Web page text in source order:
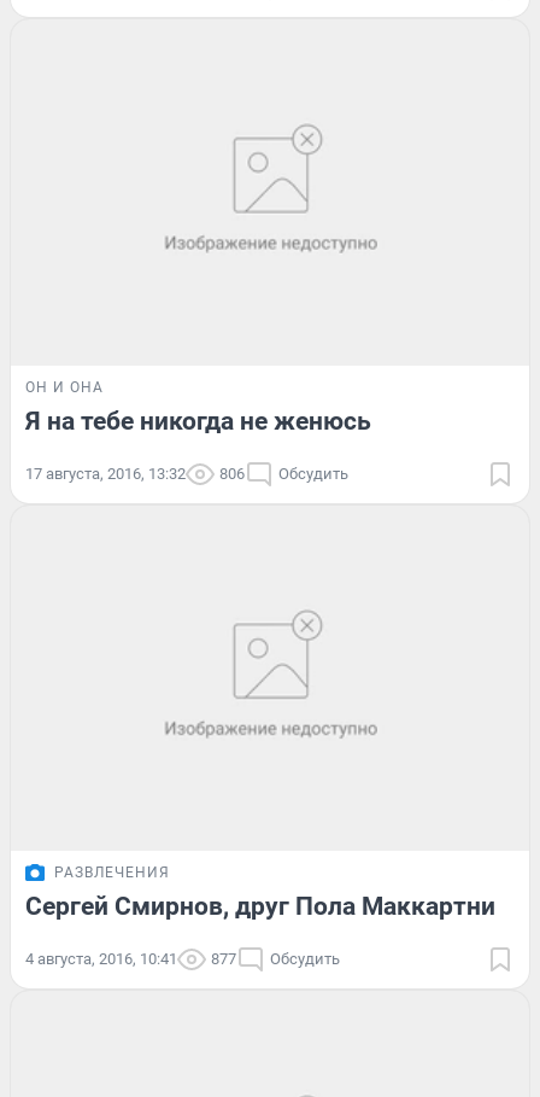
ОН И ОНА
Я на тебе никогда не женюсь
17 августа, 2016, 13:32 806 Обсудить
РАЗВЛЕЧЕНИЯ
Сергей Смирнов, друг Пола Маккартни
4 августа, 2016, 10:41 877 Обсудить